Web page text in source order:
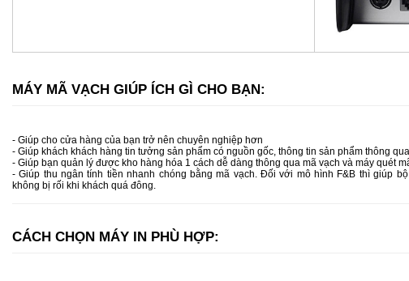
MÁY MÃ VẠCH GIÚP ÍCH GÌ CHO BẠN:
- Giúp cho cửa hàng của bạn trở nên chuyên nghiệp hơn
- Giúp khách khách hàng tin tưởng sản phẩm có nguồn gốc, thông tin sản phẩm thông
- Giúp bạn quản lý được kho hàng hóa 1 cách dễ dàng thông qua mã vạch và máy quét
- Giúp thu ngân tính tiền nhanh chóng bằng mã vạch. Đối với mô hình F&B thì giúp
không bị rối khi khách quá đông.
CÁCH CHỌN MÁY IN PHÙ HỢP: